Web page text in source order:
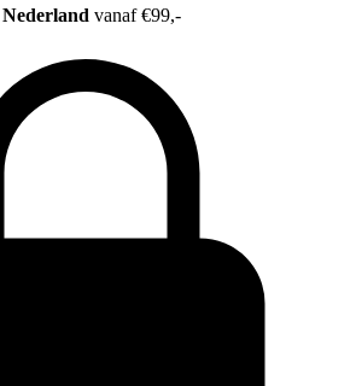
Nederland vanaf €99,-